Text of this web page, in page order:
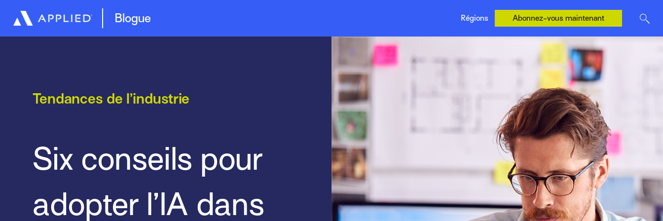
Blogue Régions
R. U. (Anglais)
Abonnez-vous maintenant
Tendances de l’industrie
Six conseils pour
adopter l’IA dans